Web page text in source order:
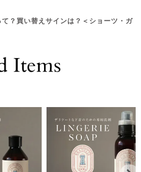
？買い替えサインは？＜ショーツ・ガ